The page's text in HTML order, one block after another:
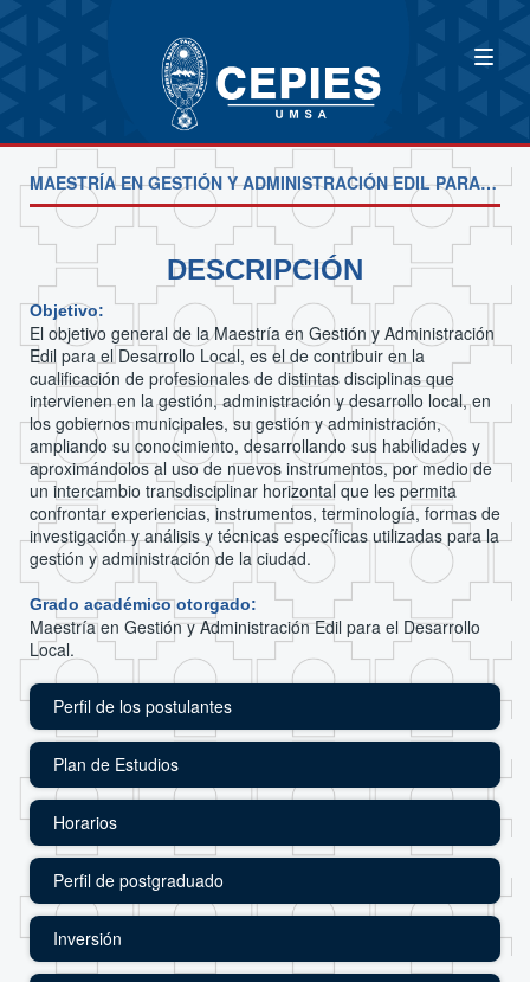
MAESTRÍA EN GESTIÓN Y ADMINISTRACIÓN EDIL PARA EL DESARROLLO LOCAL
DESCRIPCIÓN
Objetivo:
El objetivo general de la Maestría en Gestión y Administración
Edil para el Desarrollo Local, es el de contribuir en la
cualificación de profesionales de distintas disciplinas que
intervienen en la gestión, administración y desarrollo local, en
los gobiernos municipales, su gestión y administración,
ampliando su conocimiento, desarrollando sus habilidades y
aproximándolos al uso de nuevos instrumentos, por medio de
un intercambio transdisciplinar horizontal que les permita
confrontar experiencias, instrumentos, terminología, formas de
investigación y análisis y técnicas específicas utilizadas para la
gestión y administración de la ciudad.
Grado académico otorgado:
Maestría en Gestión y Administración Edil para el Desarrollo
Local.
Perfil de los postulantes
Plan de Estudios
Horarios
Perfil de postgraduado
Inversión